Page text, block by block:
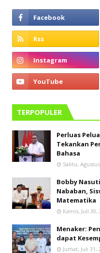
TERPOPULER
Perluas
Tekankan
Bahasa
Sabtu,
Bobby
Nababan,
Matematika
Kamis, Juli 30,
Menaker:
dapat
Jumat, Juli 31,